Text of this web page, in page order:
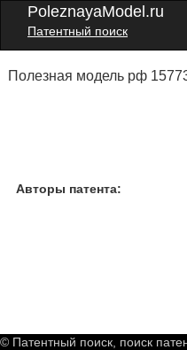
PoleznayaModel.ru
Патентный поиск
Полезная модель рф
Авторы патента:
© Патентный поиск, поиск